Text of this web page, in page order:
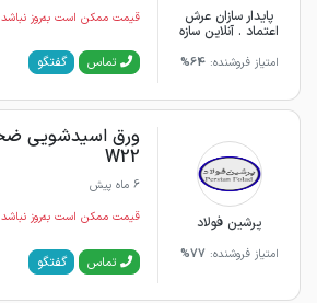
پایدار سازان عرش
اعتماد . آنلاین سازه
امتیاز فروشنده:64%
قیمت ممکن است به‌روز نباشد
تماس گفتگو
پرشین فولاد
امتیاز فروشنده: 77%
W22
6 ماه پیش
قیمت ممکن است به‌روز نباشد
تماس گفتگو